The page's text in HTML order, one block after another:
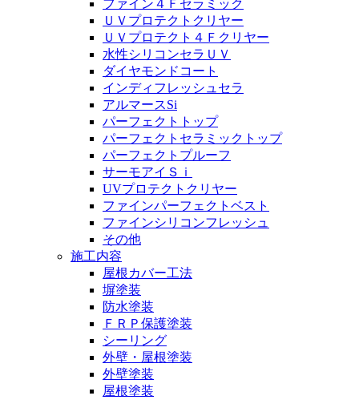
ファイン４Ｆセラミック
ＵＶプロテクトクリヤー
ＵＶプロテクト４Ｆクリヤー
水性シリコンセラＵＶ
ダイヤモンドコート
インディフレッシュセラ
アルマースSi
パーフェクトトップ
パーフェクトセラミックトップ
パーフェクトプルーフ
サーモアイＳｉ
UVプロテクトクリヤー
ファインパーフェクトベスト
ファインシリコンフレッシュ
その他
施工内容
屋根カバー工法
塀塗装
防水塗装
ＦＲＰ保護塗装
シーリング
外壁・屋根塗装
外壁塗装
屋根塗装